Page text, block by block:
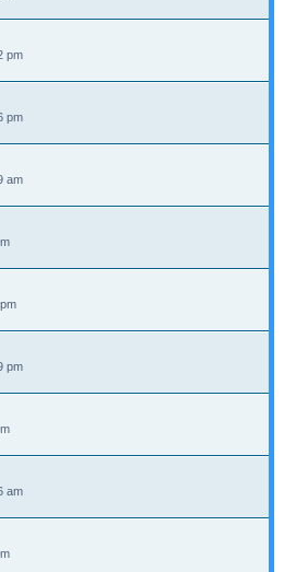
pm
pm
am
pm
am